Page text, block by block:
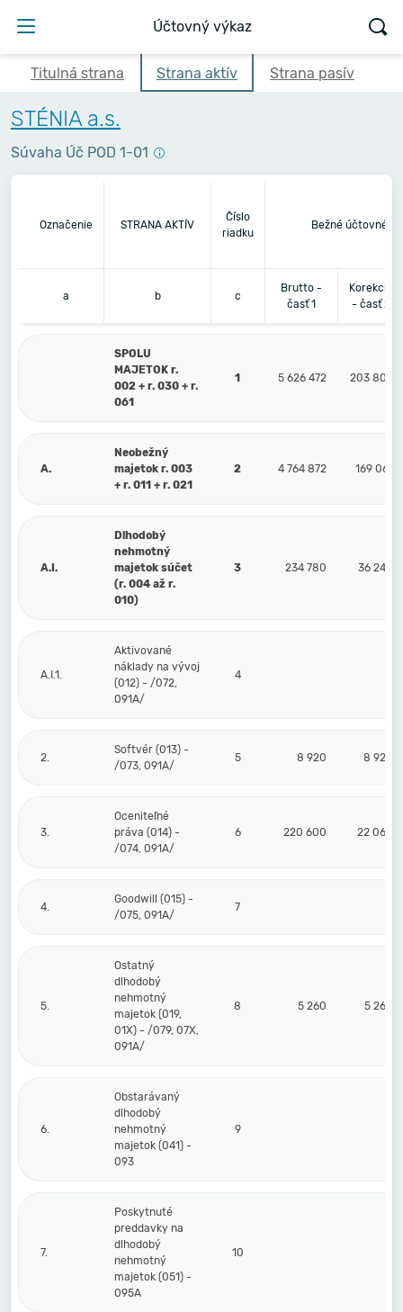
Účtovný výkaz
Titulná strana Strana aktív Strana pasív
STÉNIA a.s.
Súvaha Úč POD 1-01
Označenie STRANA AKTÍV
Číslo
riadku
Bežné účtovné
a b c
Brutto -
časť 1
Korekcia
- časť 2
SPOLU
MAJETOK r.
002 + r. 030 + r.
061
1 5 626 472 203 802
A.
Neobežný
majetok r. 003
+ r. 011 + r. 021
2 4 764 872 169 061
A.I.
Dlhodobý
nehmotný
majetok súčet
(r. 004 až r.
010)
3 234 780 36 240
A.I.1.
Aktivované
náklady na vývoj
(012) - /072,
091A/
4
2.
Softvér (013) -
/073, 091A/
5 8 920 8 920
3.
Oceniteľné
práva (014) -
/074, 091A/
6 220 600 22 060
4.
Goodwill (015) -
/075, 091A/
7
5.
Ostatný
dlhodobý
nehmotný
majetok (019,
01X) - /079, 07X,
091A/
8 5 260 5 260
6.
Obstarávaný
dlhodobý
nehmotný
majetok (041) -
093
9
7.
Poskytnuté
preddavky na
dlhodobý
nehmotný
majetok (051) -
095A
10